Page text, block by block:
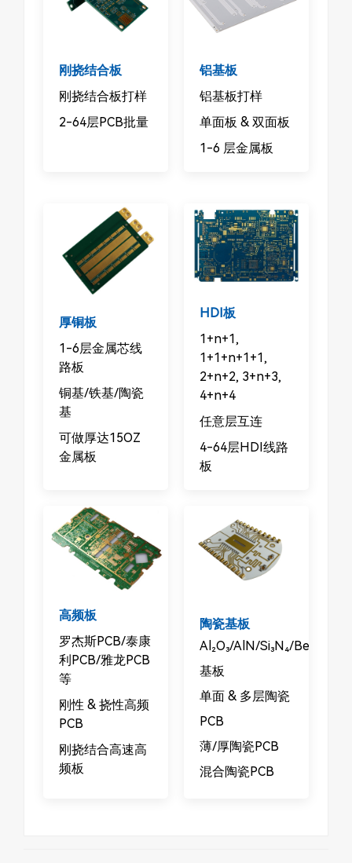
刚挠结合板
刚挠结合板打样
2-64层PCB批量
铝基板
铝基板打样
单面板 & 双面板
1-6 层金属板
厚铜板
1-6层金属芯线
路板
铜基/铁基/陶瓷
基
可做厚达15OZ
金属板
HDI板
1+n+1,
1+1+n+1+1,
2+n+2, 3+n+3,
4+n+4
任意层互连
4-64层HDI线路
板
高频板
罗杰斯PCB/​​泰康
利PCB/​​雅龙PCB
等
刚性 & 挠性高频
PCB​​
​​刚挠结合高速高
频板
陶瓷基板
Al₂O₃/AlN/Si₃N₄/BeO/Sic
基板
​​单面 & 多层陶瓷
PCB
​​薄/厚陶瓷PCB
混合陶瓷PCB